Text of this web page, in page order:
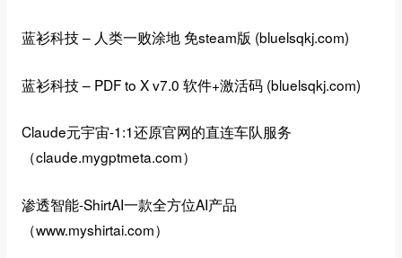
蓝衫科技 – 人类一败涂地 免steam版 (bluelsqkj.com)
蓝衫科技 – PDF to X v7.0 软件+激活码 (bluelsqkj.com)
Claude元宇宙-1:1还原官网的直连车队服务
（claude.mygptmeta.com）
渗透智能-ShirtAI一款全方位AI产品
（www.myshirtai.com）